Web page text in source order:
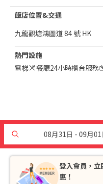
飯店位置&交通
九龍觀塘鴻圖道 84 號 HK
熱門設施
電梯
餐廳24小時櫃台服務
08月31日 - 09月01
登入會員，立
惠！